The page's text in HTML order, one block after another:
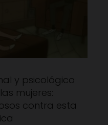
y psicológico
mujeres:
contra esta